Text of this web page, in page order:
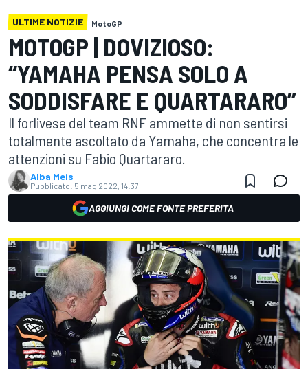
ULTIME NOTIZIE MotoGP
MOTOGP | DOVIZIOSO:
“YAMAHA PENSA SOLO A
SODDISFARE E QUARTARARO”
Il forlivese del team RNF ammette di non sentirsi
totalmente ascoltato da Yamaha, che concentra le
attenzioni su Fabio Quartararo.
Alba Meis
Pubblicato: 5 mag 2022, 14:37
AGGIUNGI COME FONTE PREFERITA